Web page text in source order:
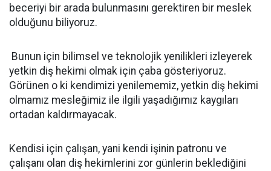
beceriyi bir arada bulunmasını gerektiren bir meslek
olduğunu biliyoruz.
Bunun için bilimsel ve teknolojik yenilikleri izleyerek
yetkin diş hekimi olmak için çaba gösteriyoruz.
Görünen o ki kendimizi yenilememiz, yetkin diş hekimi
olmamız mesleğimiz ile ilgili yaşadığımız kaygıları
ortadan kaldırmayacak.
Kendisi için çalışan, yani kendi işinin patronu ve
çalışanı olan diş hekimlerini zor günlerin beklediğini